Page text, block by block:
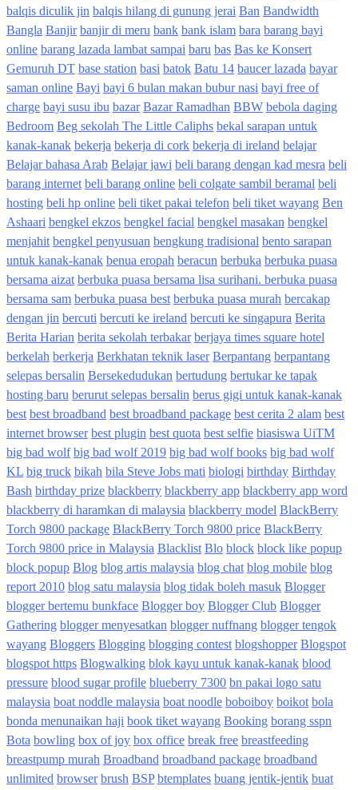
balqis diculik jin balqis hilang di gunung jerai Ban Bandwidth
Bangla Banjir banjir di meru bank bank islam bara barang bayi
online barang lazada lambat sampai baru bas Bas ke Konsert
Gemuruh DT base station basi batok Batu 14 baucer lazada bayar
saman online Bayi bayi 6 bulan makan bubur nasi bayi free of
charge bayi susu ibu bazar Bazar Ramadhan BBW bebola daging
Bedroom Beg sekolah The Little Caliphs bekal sarapan untuk
kanak-kanak bekerja bekerja di cork bekerja di ireland belajar
Belajar bahasa Arab Belajar jawi beli barang dengan kad mesra beli
barang internet beli barang online beli colgate sambil beramal beli
hosting beli hp online beli tiket pakai telefon beli tiket wayang Ben
Ashaari bengkel ekzos bengkel facial bengkel masakan bengkel
menjahit bengkel penyusuan bengkung tradisional bento sarapan
untuk kanak-kanak benua eropah beracun berbuka berbuka puasa
bersama aizat berbuka puasa bersama lisa surihani. berbuka puasa
bersama sam berbuka puasa best berbuka puasa murah bercakap
dengan jin bercuti bercuti ke ireland bercuti ke singapura Berita
Berita Harian berita sekolah terbakar berjaya times square hotel
berkelah berkerja Berkhatan teknik laser Berpantang berpantang
selepas bersalin Bersekedudukan bertudung bertukar ke tapak
hosting baru berurut selepas bersalin berus gigi untuk kanak-kanak
best best broadband best broadband package best cerita 2 alam best
internet browser best plugin best quota best selfie biasiswa UiTM
big bad wolf big bad wolf 2019 big bad wolf books big bad wolf
KL big truck bikah bila Steve Jobs mati biologi birthday Birthday
Bash birthday prize blackberry blackberry app blackberry app word
blackberry di haramkan di malaysia blackberry model BlackBerry
Torch 9800 package BlackBerry Torch 9800 price BlackBerry
Torch 9800 price in Malaysia Blacklist Blo block block like popup
block popup Blog blog artis malaysia blog chat blog mobile blog
report 2010 blog satu malaysia blog tidak boleh masuk Blogger
blogger bertemu bunkface Blogger boy Blogger Club Blogger
Gathering blogger menyesatkan blogger nuffnang blogger tengok
wayang Bloggers Blogging blogging contest blogshopper Blogspot
blogspot https Blogwalking blok kayu untuk kanak-kanak blood
pressure blood sugar profile blueberry 7300 bn pakai logo satu
malaysia boat noddle malaysia boat noodle boboiboy boikot bola
bonda menunaikan haji book tiket wayang Booking borang sspn
Bota bowling box of joy box office break free breastfeeding
breastpump murah Broadband broadband package broadband
unlimited browser brush BSP btemplates buang jentik-jentik buat